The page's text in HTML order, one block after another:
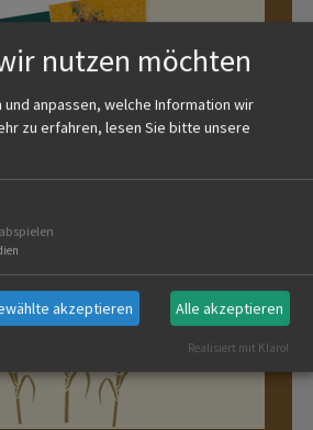
SCHWARZWILD MINDERN
nutzen möchten
und anpassen, welche Information wir
zu erfahren, lesen Sie bitte unsere
akzeptieren Alle akzeptieren
Realisiert mit Klaro!